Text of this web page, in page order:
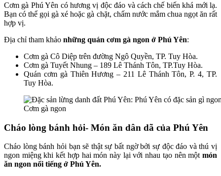
Cơm gà Phú Yên có hương vị độc đáo và cách chế biến khá mới lạ.
Bạn có thể gọi gà xé hoặc gà chặt, chấm nước mắm chua ngọt ăn rất
hợp vị.
Địa chỉ tham khảo những quán cơm gà ngon ở Phú Yên:
Cơm gà Cô Diệp trên đường Ngô Quyền, TP. Tuy Hòa.
Cơm gà Tuyết Nhung – 189 Lê Thánh Tôn, TP.Tuy Hòa.
Quán cơm gà Thiên Hương – 211 Lê Thánh Tôn, P. 4, TP.
Tuy Hòa.
Cơm gà ngon
Cháo lòng bánh hỏi- Món ăn dân dã của Phú Yên
Cháo lòng bánh hỏi bạn sẽ thật sự bất ngờ bởi sự độc đáo và thú vị
ngon miệng khi kết hợp hai món này lại với nhau tạo nên một món
ăn ngon nổi tiếng ở Phú Yên.